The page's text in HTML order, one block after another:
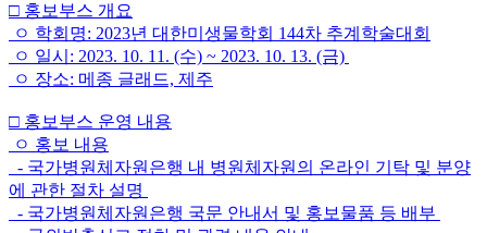
□ 홍보부스 개요
ㅇ 학회명: 2023년 대한미생물학회 144차 추계학술대회
ㅇ 일시: 2023. 10. 11. (수) ~ 2023. 10. 13. (금)
ㅇ 장소: 메종 글래드, 제주
□ 홍보부스 운영 내용
ㅇ 홍보 내용
- 국가병원체자원은행 내 병원체자원의 온라인 기탁 및 분양
에 관한 절차 설명
- 국가병원체자원은행 국문 안내서 및 홍보물품 등 배부